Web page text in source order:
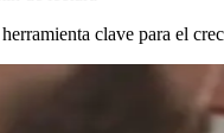
clave para el